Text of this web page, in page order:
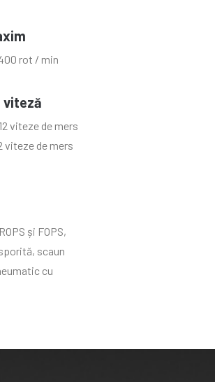
rot / min
viteză
viteze de mers
viteze de mers
și FOPS,
scaun
cu